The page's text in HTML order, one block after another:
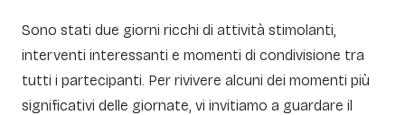
Sono stati due giorni ricchi di attività stimolanti,
interventi interessanti e momenti di condivisione tra
tutti i partecipanti. Per rivivere alcuni dei momenti più
significativi delle giornate, vi invitiamo a guardare il